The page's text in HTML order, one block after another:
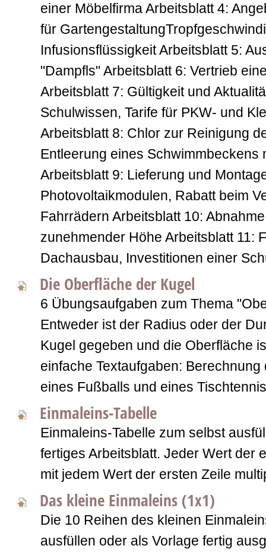
einer Möbelfirma Arbeitsblatt 4:
für
Infusionsflüssigkeit Arbeitsblatt 5:
"Dampfls" Arbeitsblatt 6: Vertrieb
Arbeitsblatt 7: Gültigkeit und
Schulwissen, Tarife für PKW- und
Arbeitsblatt 8: Chlor zur Reinigung
Entleerung eines Schwimmbeckens
Arbeitsblatt 9: Lieferung und
Photovoltaikmodulen, Rabatt beim
Fahrrädern Arbeitsblatt 10:
zunehmender Höhe Arbeitsblatt 11:
Dachausbau, Investitionen einer
Die Oberfläche der Kugel
6 Übungsaufgaben zum Thema
Entweder ist der Radius oder der
Kugel gegeben und die Oberfläche
einfache Textaufgaben:
eines Fußballs und eines
Einmaleins-Tabelle
Einmaleins-Tabelle zum selbst
fertiges Arbeitsblatt. Jeder Wert der
mit jedem Wert der ersten Zeile
Das kleine Einmaleins (1x1)
Die 10 Reihen des kleinen
ausfüllen oder als Vorlage fertig